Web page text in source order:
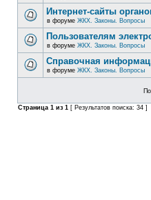
Интернет-сайты
в форуме ЖКХ. Законы. Вопросы
Пользователям
в форуме ЖКХ. Законы. Вопросы
Справочная
в форуме ЖКХ. Законы. Вопросы
Страница 1 из 1 [ Результатов поиска: 34 ]